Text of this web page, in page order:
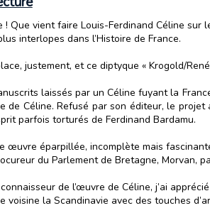
! Que vient faire Louis-Ferdinand Céline sur
interlopes dans l’Histoire de France.
justement, et ce diptyque « Krogold/
laissés par un Céline fuyant la
de Céline. Refusé par son éditeur, le
parfois torturés de Ferdinand Bardamu.
œuvre éparpillée, incomplète mais
du Parlement de Bretagne, Morvan,
de l’œuvre de Céline, j’ai
voisine la Scandinavie avec des touches